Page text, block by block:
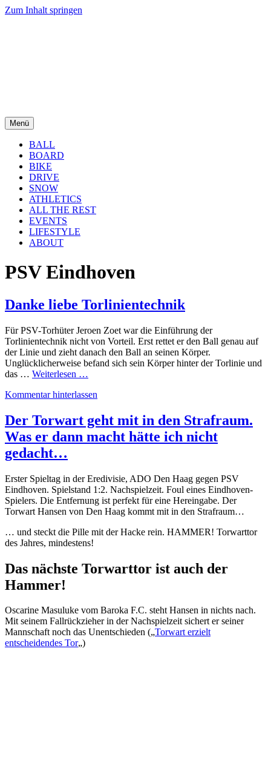
Zum Inhalt springen
Menü
BALL
BOARD
BIKE
DRIVE
SNOW
ATHLETICS
ALL THE REST
EVENTS
LIFESTYLE
ABOUT
PSV Eindhoven
Danke liebe Torlinientechnik
Für PSV-Torhüter Jeroen Zoet war die Einführung der
Torlinientechnik nicht von Vorteil. Erst rettet er den Ball genau auf
der Linie und zieht danach den Ball an seinen Körper.
Unglücklicherweise befand sich sein Körper hinter der Torlinie und
das … Weiterlesen …
Kommentar hinterlassen
Der Torwart geht mit in den Strafraum.
Was er dann macht hätte ich nicht
gedacht…
Erster Spieltag in der Eredivisie, ADO Den Haag gegen PSV
Eindhoven. Spielstand 1:2. Nachspielzeit. Foul eines Eindhoven-
Spielers. Die Entfernung ist perfekt für eine Hereingabe. Der
Torwart Hansen von Den Haag kommt mit in den Strafraum…
… und steckt die Pille mit der Hacke rein. HAMMER! Torwarttor
des Jahres, mindestens!
Das nächste Torwarttor ist auch der
Hammer!
Oscarine Masuluke vom Baroka F.C. steht Hansen in nichts nach.
Mit seinem Fallrückzieher in der Nachspielzeit sichert er seiner
Mannschaft noch das Unentschieden („Torwart erzielt
entscheidendes Tor„)